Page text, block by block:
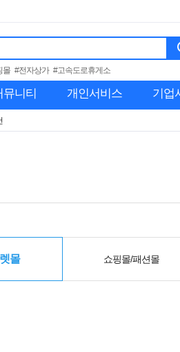
몰 #전자상가 #고속도로휴게소
뮤니티 개인서비스 기업
몰 쇼핑몰/패션몰